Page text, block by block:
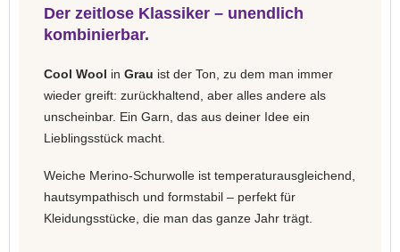
Der zeitlose Klassiker – unendlich
kombinierbar.
Cool Wool in Grau ist der Ton, zu dem man immer
wieder greift: zurückhaltend, aber alles andere als
unscheinbar. Ein Garn, das aus deiner Idee ein
Lieblingsstück macht.
Weiche Merino-Schurwolle ist temperaturausgleichend,
hautsympathisch und formstabil – perfekt für
Kleidungsstücke, die man das ganze Jahr trägt.